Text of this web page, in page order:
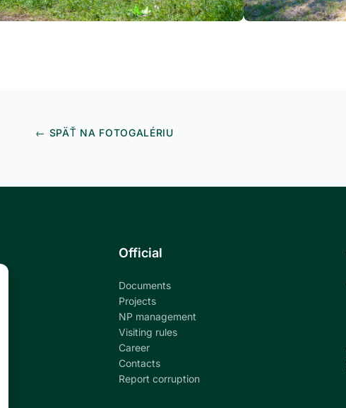
← SPÄŤ NA FOTOGALÉRIU
Official
Documents
Projects
NP management
Visiting rules
Career
Contacts
Report corruption